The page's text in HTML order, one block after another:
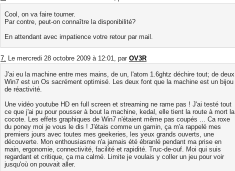
Cool, on va faire tourner.
Par contre, peut-on connaître la disponibilité?
En attendant avec impatience votre retour par mail.
7. Le mercredi 28 octobre 2009 à 12:01, par OV3R
J'ai eu la machine entre mes mains, de un, l'atom 1.6ghtz déchire tout; de deux
Win7 est un Os sacrément optimisé. Les deux font que la machine est un bijou
de réactivité.
Une vidéo youtube HD en full screen et streaming ne rame pas ! J'ai testé tout
ce que j'ai pu pour pousser à bout la machine, kedal, elle tient la route à mort la
cocote. Les effets graphiques de Win7 n'étaient même pas coupés ... Ca roxe
du poney moi je vous le dis ! J'étais comme un gamin, ça m'a rappelé mes
premiers jours avec toutes mes geekeries, les yeux grands ouverts, une
découverte. Mon enthousiasme n'a jamais été ébranlé pendant ma prise en
main, ergonomie, connectivité, facilité et rapidité. Truc-de-ouf. Moi qui suis
regardant et critique, ça ma calmé. Limite je voulais y coller un jeu pour voir
jusqu'où on pouvait aller.